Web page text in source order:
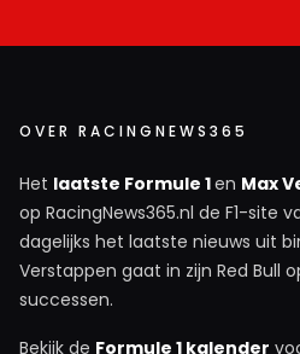
OVER RACINGNEWS365
Het laatste Formule 1en Max
op RacingNews365.nl de F1-site
dagelijks het laatste nieuws uit
Verstappen gaat in zijn Red Bull
successen.
Bekijk de Formule 1 kalender